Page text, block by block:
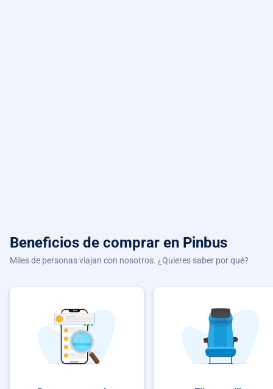
Beneficios de comprar en Pinbus
Miles de personas viajan con nosotros. ¿Quieres saber por qué?